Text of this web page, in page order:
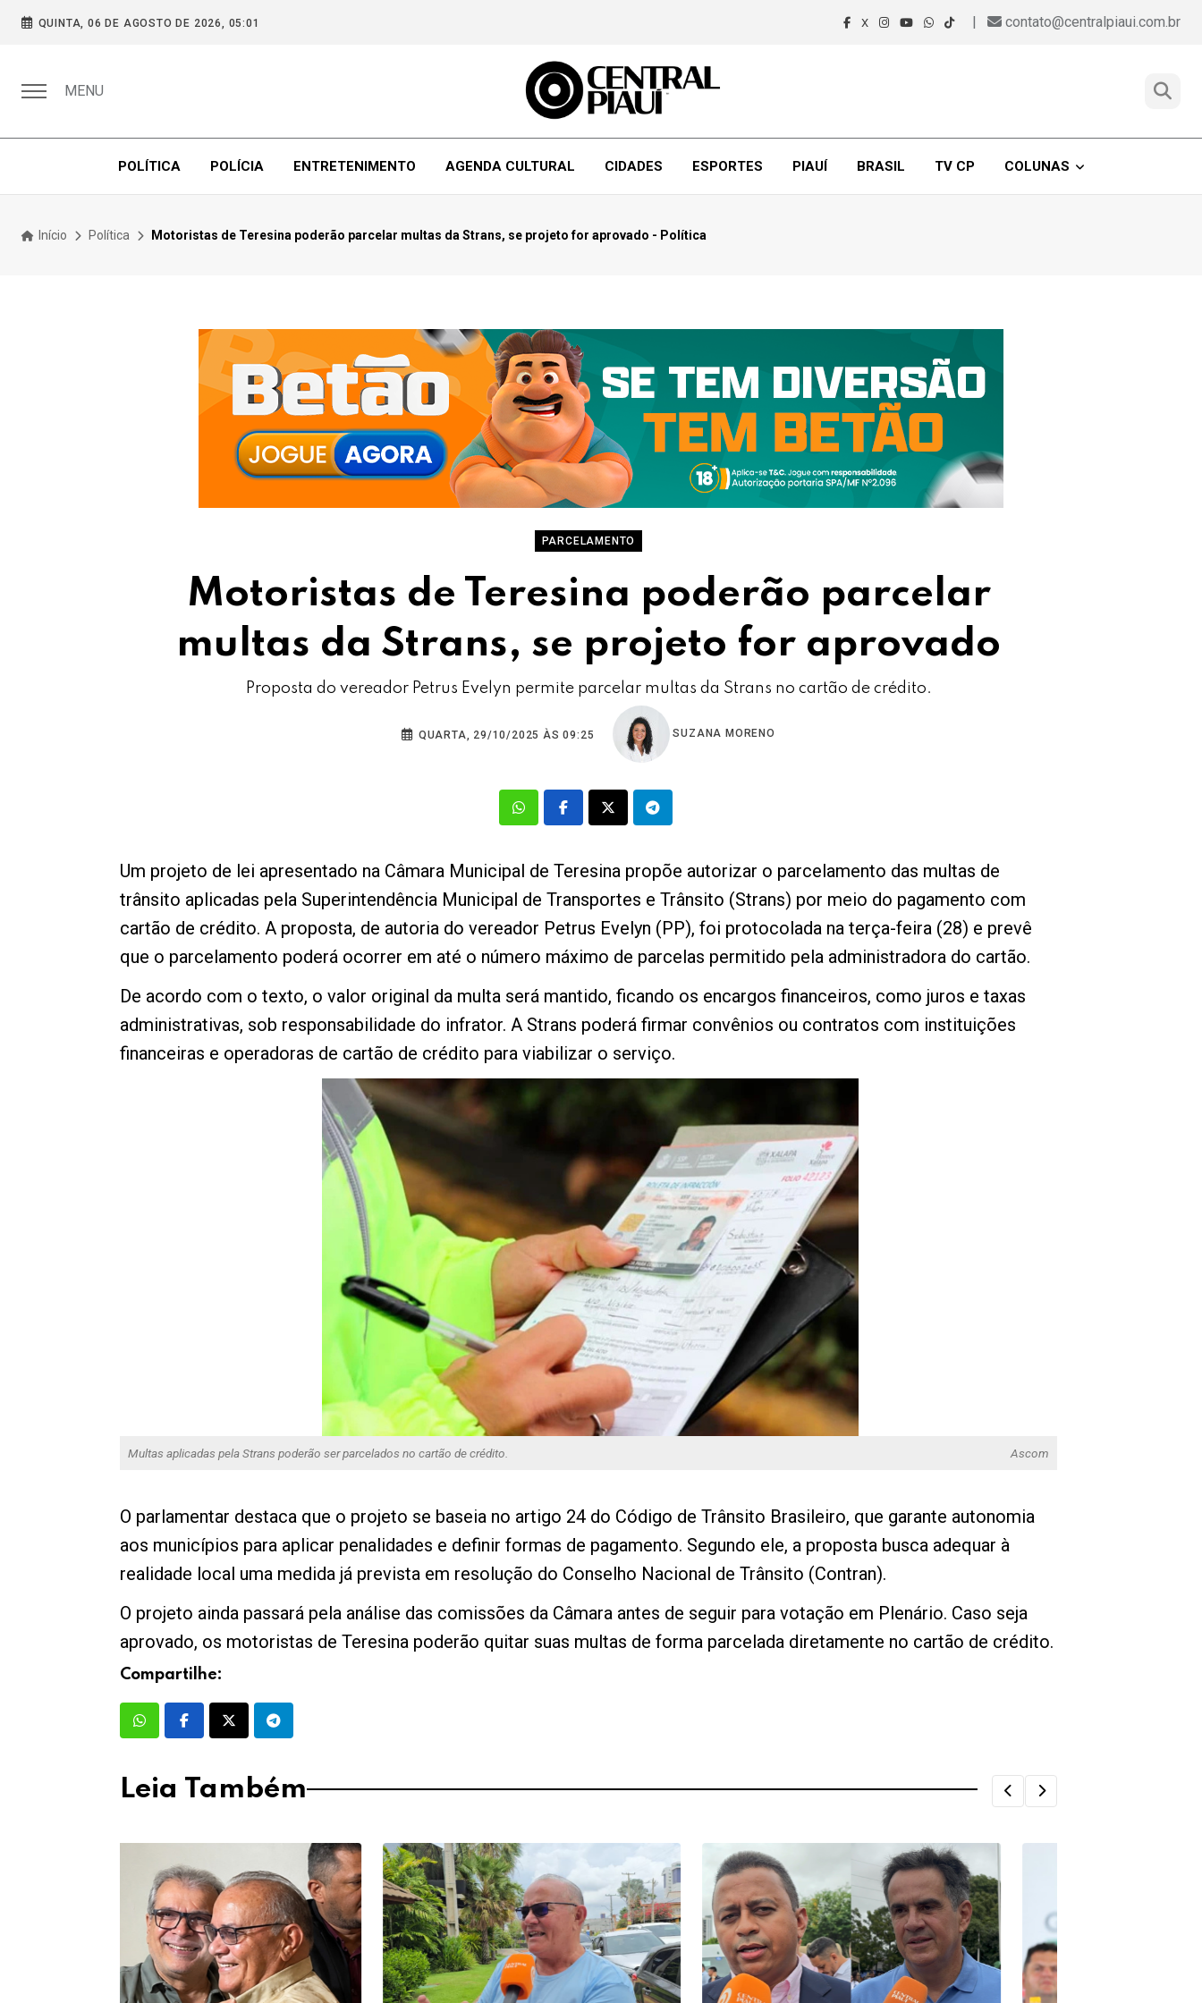
QUINTA, 06 DE AGOSTO DE 2026, 05:01 X | contato@centralpiaui.com.br
MENU
POLÍTICA POLÍCIA ENTRETENIMENTO AGENDA CULTURAL CIDADES ESPORTES PIAUÍ BRASIL TV CP COLUNAS
Início Política Motoristas de Teresina poderão parcelar multas da Strans, se projeto for aprovado - Política
PARCELAMENTO
Motoristas de Teresina poderão parcelar
multas da Strans, se projeto for aprovado
Proposta do vereador Petrus Evelyn permite parcelar multas da Strans no cartão de crédito.
QUARTA, 29/10/2025 ÀS 09:25 SUZANA MORENO
Um projeto de lei apresentado na Câmara Municipal de Teresina propõe autorizar o parcelamento das multas de
trânsito aplicadas pela Superintendência Municipal de Transportes e Trânsito (Strans) por meio do pagamento com
cartão de crédito. A proposta, de autoria do vereador Petrus Evelyn (PP), foi protocolada na terça-feira (28) e prevê
que o parcelamento poderá ocorrer em até o número máximo de parcelas permitido pela administradora do cartão.
De acordo com o texto, o valor original da multa será mantido, ficando os encargos financeiros, como juros e taxas
administrativas, sob responsabilidade do infrator. A Strans poderá firmar convênios ou contratos com instituições
financeiras e operadoras de cartão de crédito para viabilizar o serviço.
Multas aplicadas pela Strans poderão ser parcelados no cartão de crédito. Ascom
O parlamentar destaca que o projeto se baseia no artigo 24 do Código de Trânsito Brasileiro, que garante autonomia
aos municípios para aplicar penalidades e definir formas de pagamento. Segundo ele, a proposta busca adequar à
realidade local uma medida já prevista em resolução do Conselho Nacional de Trânsito (Contran).
O projeto ainda passará pela análise das comissões da Câmara antes de seguir para votação em Plenário. Caso seja
aprovado, os motoristas de Teresina poderão quitar suas multas de forma parcelada diretamente no cartão de crédito.
Compartilhe:
Leia Também